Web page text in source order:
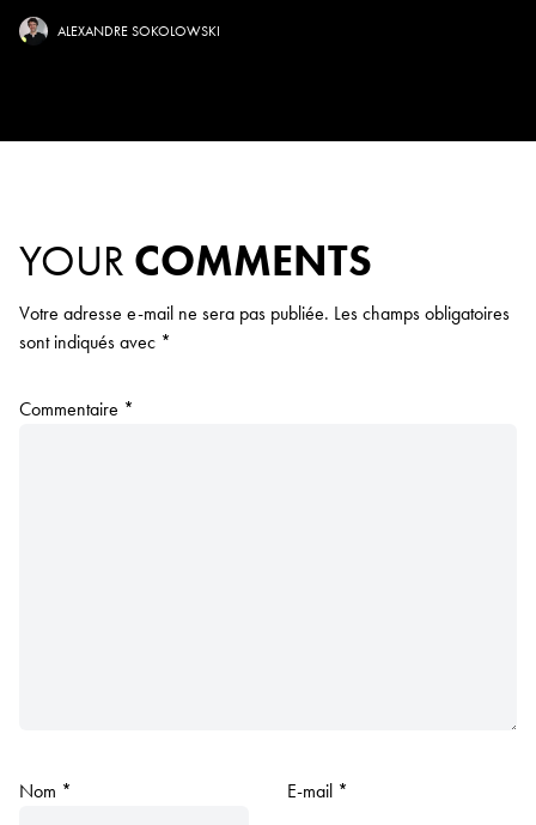
ALEXANDRE SOKOLOWSKI
YOUR COMMENTS
Votre adresse e-mail ne sera pas publiée. Les champs obligatoires
sont indiqués avec *
Commentaire *
Nom * E-mail *